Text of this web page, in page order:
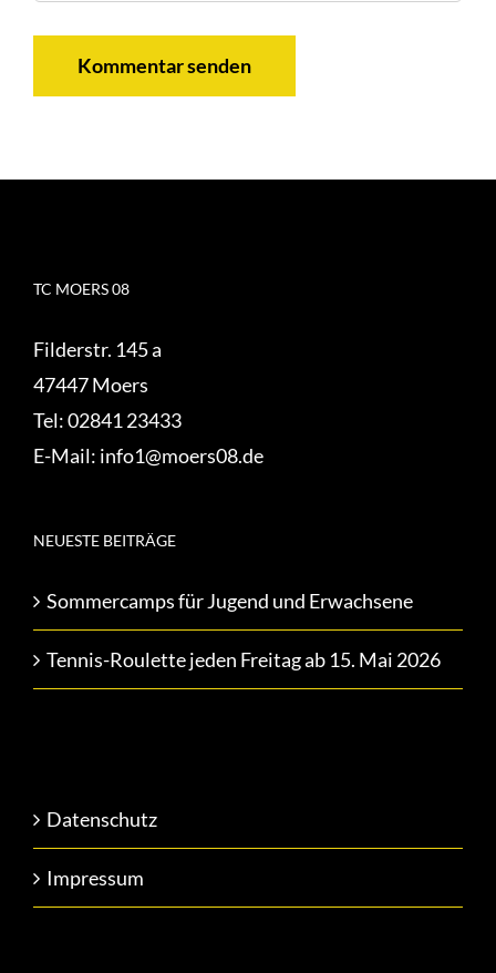
TC MOERS 08
Filderstr. 145 a
47447 Moers
Tel:02841 23433
E-Mail: info1@moers08.de
NEUESTE BEITRÄGE
Sommercamps für Jugend und Erwachsene
Tennis-Roulette jeden Freitag ab 15. Mai 2026
Datenschutz
Impressum